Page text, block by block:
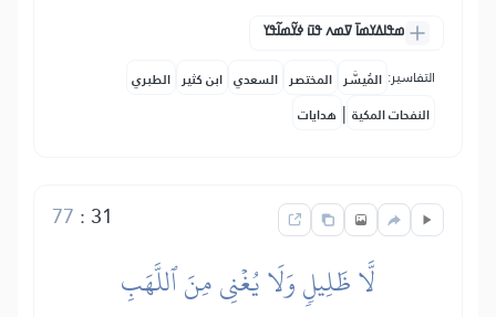
ߘߟߊߡߌߘߊ߫ ߜߘߍ ߟߎ߫ ߦߌ߬ߘߊ߬ߟߌ
التفاسير: المُيسَّر المختصر السعدي ابن كثير الطبري
النفحات المكية | هدايات
31
:
77
لَّا ظَلِيلٖ وَلَا يُغۡنِي مِنَ ٱللَّهَبِ